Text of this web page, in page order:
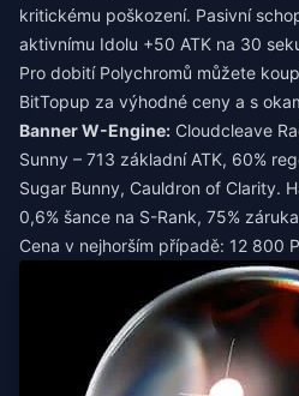
kritickému poškození. Pasivní
aktivnímu Idolu +50 ATK na 30
Pro dobití Polychromů můžete
BitTopup za výhodné ceny a s
Banner W-Engine: Cloudcleave
Sunny – 713 základní ATK, 60%
Sugar Bunny, Cauldron of Clarity.
0,6% šance na S-Rank, 75%
Cena v nejhorším případě: 12 800